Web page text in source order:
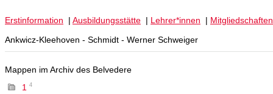
Erstinformation | Ausbildungsstätte | Lehrer*innen | Mitgliedschaften
Ankwicz-Kleehoven - Schmidt - Werner Schweiger
Mappen im Archiv des Belvedere
1
4